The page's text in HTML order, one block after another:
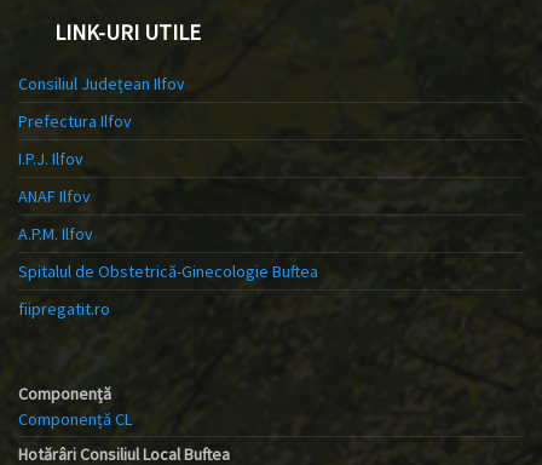
LINK-URI UTILE
Consiliul Județean Ilfov
Prefectura Ilfov
I.P.J. Ilfov
ANAF Ilfov
A.P.M. Ilfov
Spitalul de Obstetrică-Ginecologie Buftea
fiipregatit.ro
Componență
Componență CL
Hotărâri Consiliul Local Buftea